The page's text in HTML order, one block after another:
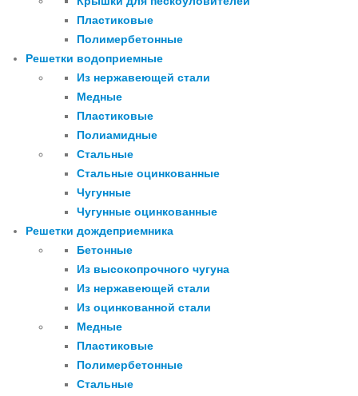
Пластиковые
Полимербетонные
Решетки водоприемные
Из нержавеющей стали
Медные
Пластиковые
Полиамидные
Стальные
Стальные оцинкованные
Чугунные
Чугунные оцинкованные
Решетки дождеприемника
Бетонные
Из высокопрочного чугуна
Из нержавеющей стали
Из оцинкованной стали
Медные
Пластиковые
Полимербетонные
Стальные